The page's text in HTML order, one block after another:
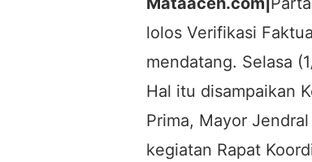
lolos Verifikasi
mendatang. Selasa
Hal itu disampaikan
Prima, Mayor
kegiatan Rapat